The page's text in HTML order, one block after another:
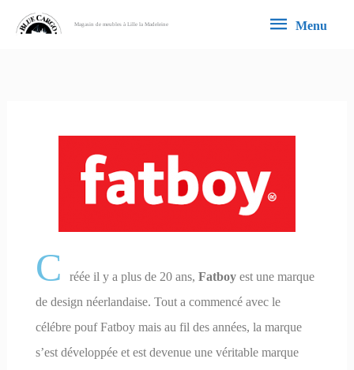
Magasin de meubles à Lille la Madeleine Menu
Menu
C réée il y a plus de 20 ans,Fatboy est une marque
de design néerlandaise. Tout a commencé avec le
célébre pouf Fatboy mais au fil des années, la marque
s’est développée et est devenue une véritable marque